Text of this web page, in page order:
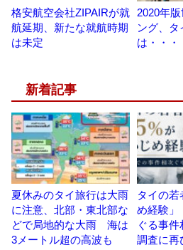
格安航空会社ZIPAIRが就
航延期、新たな就航時期
は未定
2020年
ング、タ
は・・・
新着記事
夏休みのタイ旅行は大雨
に注意、北部・東北部な
どで局地的な大雨 海は
3メートル超の高波も
タイの若
め経験
ぐる事
調査に再